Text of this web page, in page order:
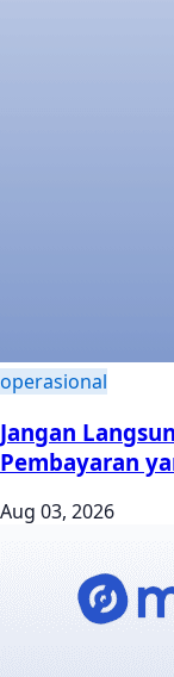
operasional
Jangan
Pembayaran
Aug 03, 2026